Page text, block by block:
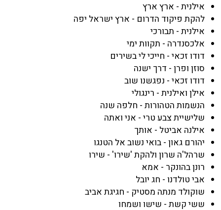
אילנית - ארץ ארץ
להקת פיקוד הדרום - ארץ ישראל יפה
אילנית - תבורכי
אלכסנדרה - תקוות ימי
דודו זכאי - חייכי לי בשירים
סוזן ופרן - דרך ישנה
דודו זכאי - נפגשנו שוב
אילן ואילנית - רינגולי
הנשמות הטהורות - חלפה שנה
שלישיית צבע טרי - אני ואתה
אילנה אביטל - אותך
יהורם גאון - בואי נשוב אל הטנגו
שרהל'ה שרון ולהקת 'שירו' - שירו
רונן בהונקר - אמא
אבי טולדנו - חג יובל
שוקולד מנתה מסטיק - חגיגת אביב
ששי קשת - שישו ושמחו